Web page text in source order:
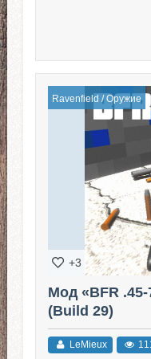
Ravenfield /Оружие
+3
Мод «BFR
(Build 29)
LeMieux